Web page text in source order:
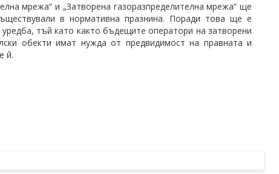
мрежа“ и „Затворена газоразпределителна мрежа“ ще
в нормативна празнина. Поради това ще е
тъй като както бъдещите оператори на затворени
обекти имат нужда от предвидимост на правната и
й.